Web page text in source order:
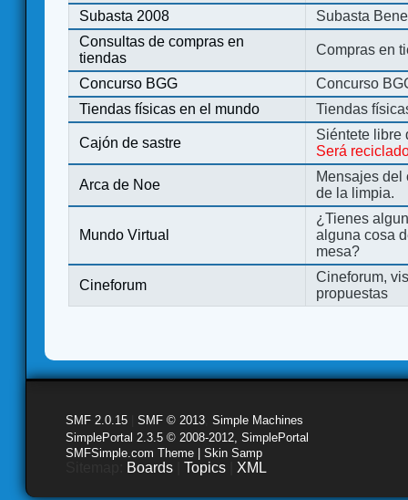
Subasta 2008
Subasta
Consultas de compras en
tiendas
Compras en
Concurso BGG
Concurso
Tiendas físicas en el mundo
Tiendas
Cajón de sastre
Siéntete libre
Será
Arca de Noe
Mensajes del
de la limpia.
Mundo Virtual
¿Tienes
alguna cosa
mesa?
Cineforum
Cineforum,
propuestas
SMF 2.0.15 SMF © 2013 Simple Machines
SimplePortal 2.3.5 © 2008-2012, SimplePortal
SMFSimple.com Theme | Skin Samp
Boards Topics XML